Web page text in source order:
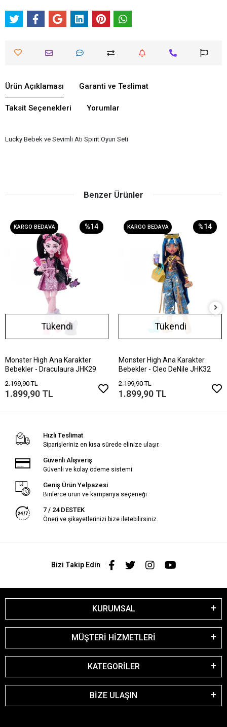
Ürün Açıklaması Garanti ve Teslimat
Taksit Seçenekleri Yorumlar
Lucky Bebek ve Sevimli Atı Spirit Oyun Seti
Benzer Ürünler
KARGO BEDAVA %14
Tükendi
Monster High Ana Karakter
Bebekler - Draculaura JHK29
2.199,90 TL
1.899,90 TL
KARGO BEDAVA %14
Tükendi
Monster High Ana Karakter
Bebekler - Cleo DeNile JHK32
2.199,90 TL
1.899,90 TL
Hızlı Teslimat
Siparişleriniz en kısa sürede elinize ulaşır.
Güvenli Alışveriş
Güvenli ve kolay ödeme sistemi
Geniş Ürün Yelpazesi
Binlerce ürün ve kampanya seçeneği
7 / 24 DESTEK
Öneri ve şikayetlerinizi bize iletebilirsiniz.
Bizi Takip Edin
KURUMSAL
MÜŞTERİ HİZMETLERİ
KATEGORİLER
BİZE ULAŞIN